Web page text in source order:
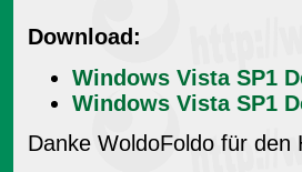
Download:
Windows Vista SP1
Windows Vista SP1
Danke WoldoFoldo für den